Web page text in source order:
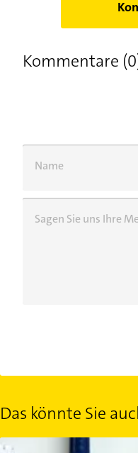
Kommentare
Name
Sagen Sie uns Ihre
Das könnte Sie
Bluthochdruck-Werte: Ab